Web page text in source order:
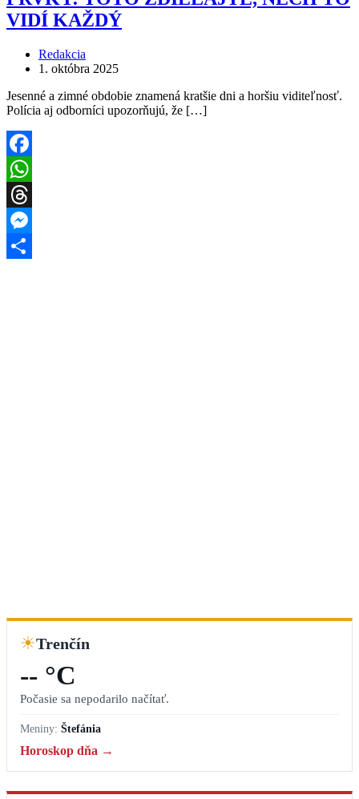
VIDÍ KAŽDÝ
Redakcia
1. októbra 2025
Jesenné a zimné obdobie znamená kratšie dni a horšiu viditeľnosť.
Polícia aj odborníci upozorňujú, že […]
Facebook
WhatsApp
Threads
Messenger
☀Trenčín
-- °C
Počasie sa nepodarilo načítať.
Meniny: Štefánia
Horoskop dňa →